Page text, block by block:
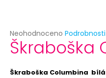
Průměrné
hodnocení
produktu
0,0
Neohodnoceno
Škraboška
Škraboška Columbina
e
m
e